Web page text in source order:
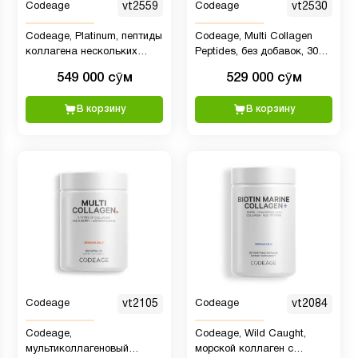
Codeage vt2559
Codeage, Platinum, пептиды
коллагена нескольких
нейтральным вкусом, 326 г
(11,5 унции)
549 000 сӯм
В корзину
Codeage vt2530
Codeage, Multi Collagen
Peptides, без добавок, 300 г
529 000 сӯм
В корзину
Codeage vt2105
Codeage,
мультиколлагеновый
Codeage vt2084
Codeage, Wild Caught,
морской коллаген с